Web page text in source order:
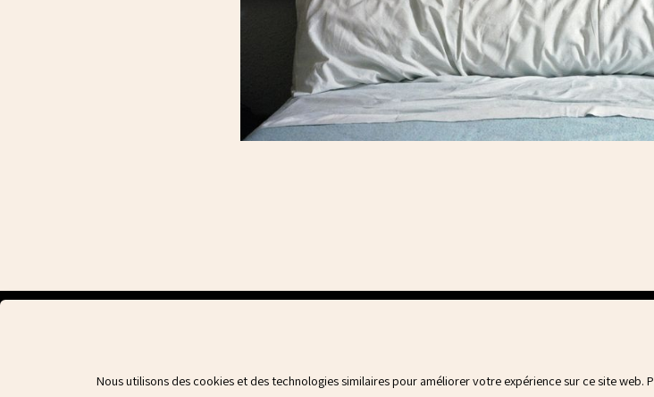
Nous utilisons des cookies et des technologies similaires pour améliorer votre expérience sur ce site web.